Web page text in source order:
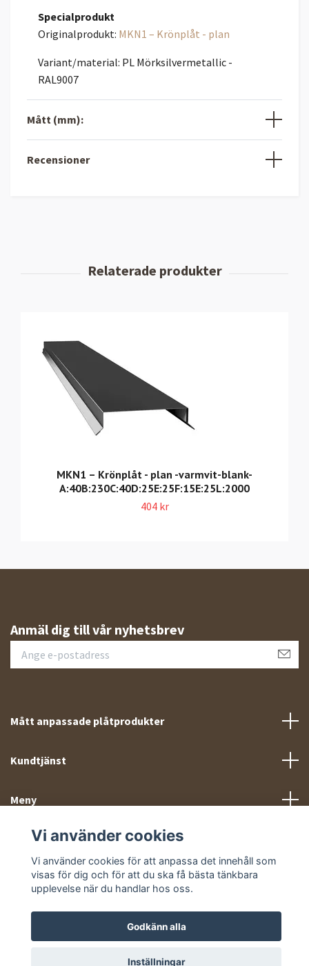
Specialprodukt
Originalprodukt: MKN1 – Krönplåt - plan
Variant/material: PL Mörksilvermetallic -
RAL9007
Mått (mm):
Recensioner
MKN1 – Krönplåt - plan -varmvit-blank-
A:40B:230C:40D:25E:25F:15E:25L:2000
404 kr
Anmäl dig till vår nyhetsbrev
Mått anpassade plåtprodukter
Kundtjänst
Meny
Sociala medier
Vi använder cookies
Vi använder cookies för att anpassa det innehåll som
visas för dig och för att du ska få bästa tänkbara
upplevelse när du handlar hos oss.
Godkänn alla
Inställningar